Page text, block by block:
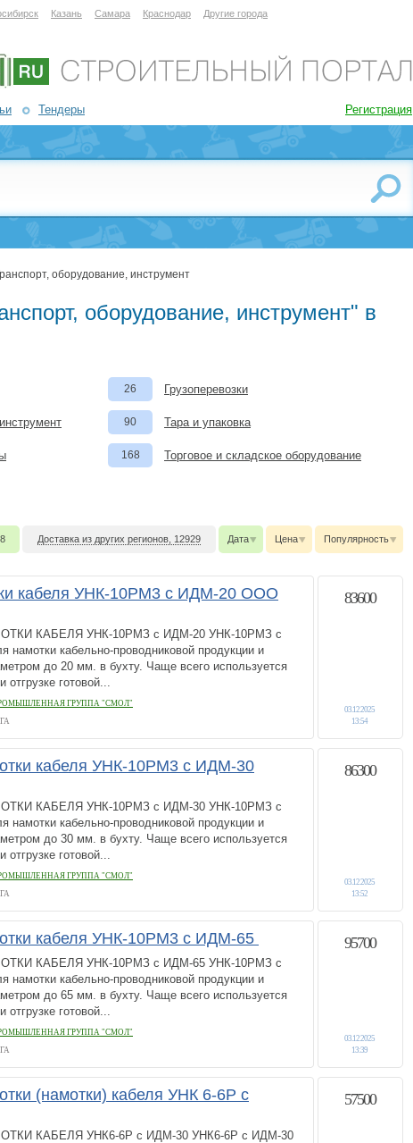
Казань Самара Краснодар Другие города
Тендеры Регистрация
оборудование, инструмент
оборудование, инструмент" в
26 Грузоперевозки
90 Тара и упаковка
168 Торговое и складское оборудование
Доставка из других регионов, 12929 Дата Цена Популярность
кабеля УНК-10РМ3 с ИДМ-20 ООО
КАБЕЛЯ УНК-10РМЗ с ИДМ-20 УНК-10РМЗ с
намотки кабельно-проводниковой продукции и
до 20 мм. в бухту. Чаще всего используется
готовой...
ГРУППА "СМОЛ"
83600
03.12.2025
13:54
кабеля УНК-10РМ3 с ИДМ-30
КАБЕЛЯ УНК-10РМЗ с ИДМ-30 УНК-10РМЗ с
намотки кабельно-проводниковой продукции и
до 30 мм. в бухту. Чаще всего используется
готовой...
ГРУППА "СМОЛ"
86300
03.12.2025
13:52
кабеля УНК-10РМ3 с ИДМ-65
КАБЕЛЯ УНК-10РМЗ с ИДМ-65 УНК-10РМЗ с
намотки кабельно-проводниковой продукции и
до 65 мм. в бухту. Чаще всего используется
готовой...
ГРУППА "СМОЛ"
95700
03.12.2025
13:39
(намотки) кабеля УНК 6-6Р с
КАБЕЛЯ УНК6-6Р с ИДМ-30 УНК6-6Р с ИДМ-30
57500